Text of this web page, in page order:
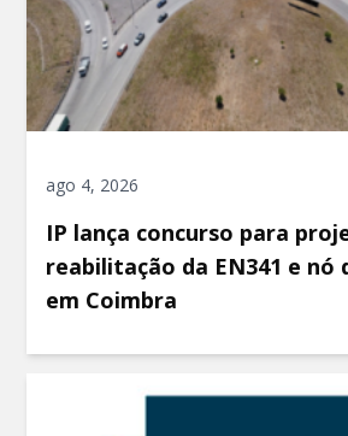
ago 4, 2026
IP lança concurso para
reabilitação da EN341 e nó
em Coimbra